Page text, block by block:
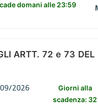
domani alle 23:59
ARTT. 72 e 73
2026
Giorni alla
scadenza: 32